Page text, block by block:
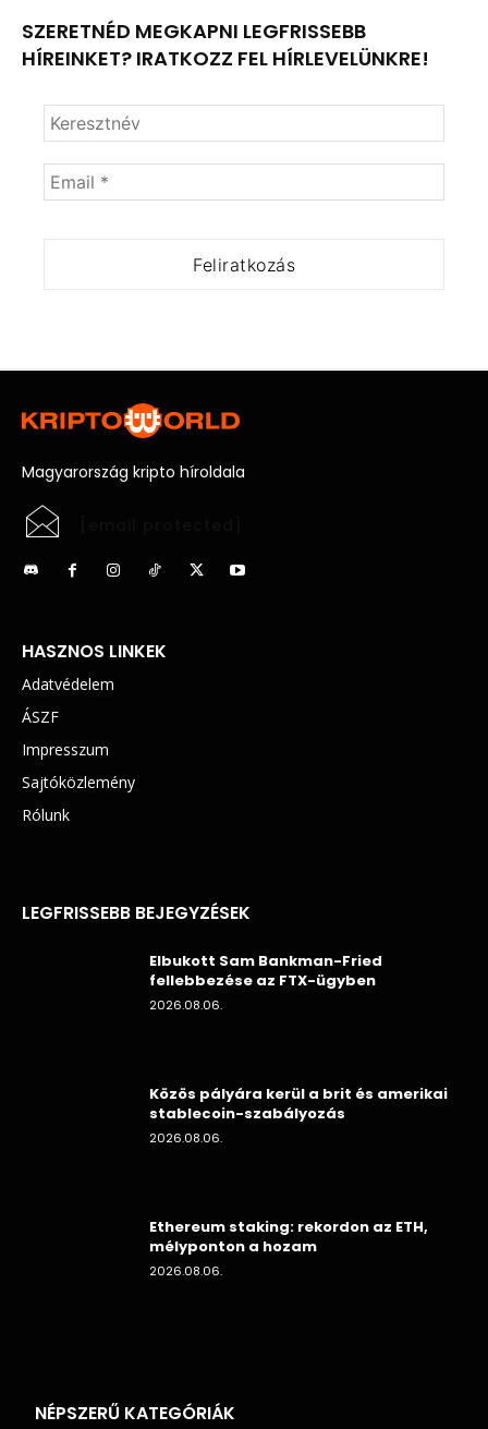
SZERETNÉD MEGKAPNI LEGFRISSEBB
HÍREINKET? IRATKOZZ FEL HÍRLEVELÜNKRE!
Magyarország kripto híroldala
HASZNOS LINKEK
Adatvédelem
ÁSZF
Impresszum
Sajtóközlemény
Rólunk
LEGFRISSEBB BEJEGYZÉSEK
Elbukott Sam Bankman-Fried
fellebbezése az FTX-ügyben
2026.08.06.
Közös pályára kerül a brit és amerikai
stablecoin-szabályozás
2026.08.06.
Ethereum staking: rekordon az ETH,
mélyponton a hozam
2026.08.06.
NÉPSZERŰ KATEGÓRIÁK